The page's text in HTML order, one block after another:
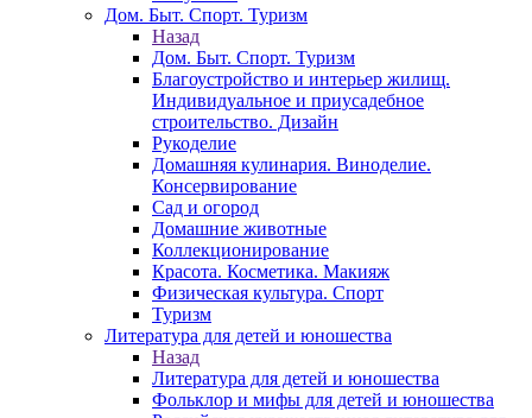
Дом. Быт. Спорт. Туризм
Назад
Дом. Быт. Спорт. Туризм
Благоустройство и интерьер жилищ.
Индивидуальное и приусадебное
строительство. Дизайн
Рукоделие
Домашняя кулинария. Виноделие.
Консервирование
Сад и огород
Домашние животные
Коллекционирование
Красота. Косметика. Макияж
Физическая культура. Спорт
Туризм
Литература для детей и юношества
Назад
Литература для детей и юношества
Фольклор и мифы для детей и юношества